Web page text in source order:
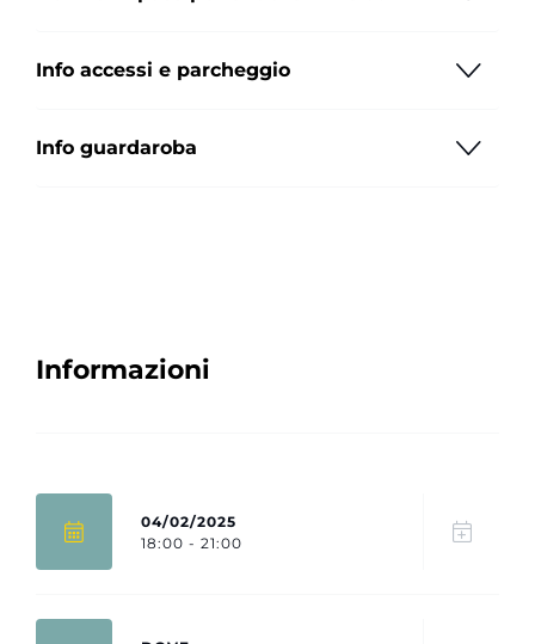
Info accessi e parcheggio
Info guardaroba
Informazioni
04/02/2025
18:00 - 21:00